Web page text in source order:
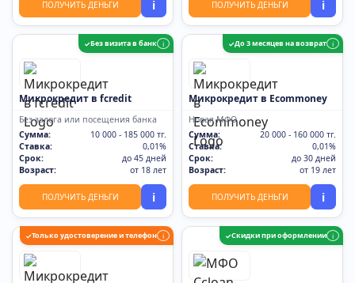
ПОЛУЧИТЬ ДЕНЬГИ i ПОЛУЧИТЬ ДЕНЬГИ i
✓Без визита в банк i
Микрокредит в fcredit
Без залога или посещения банка
Сумма:
10 000 - 185 000 тг.
Ставка:
0,01%
Срок:
до 45 дней
Возраст:
от 18 лет
ПОЛУЧИТЬ ДЕНЬГИ i
✓До 3 месяцев на возврат i
Микрокредит в Ecommoney
Новая МФО
Сумма:
20 000 - 160 000 тг.
Ставка:
0,01%
Срок:
до 30 дней
Возраст:
от 19 лет
ПОЛУЧИТЬ ДЕНЬГИ i
✓Только удостоверение и телефон i ✓Скидки при оформлении i